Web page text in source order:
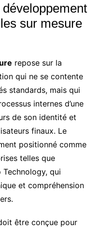
sur mesure
repose sur la
qui ne se contente
standards, mais qui
internes d’une
de son identité et
finaux. Le
positionné comme
telles que
qui
et compréhension
être conçue pour